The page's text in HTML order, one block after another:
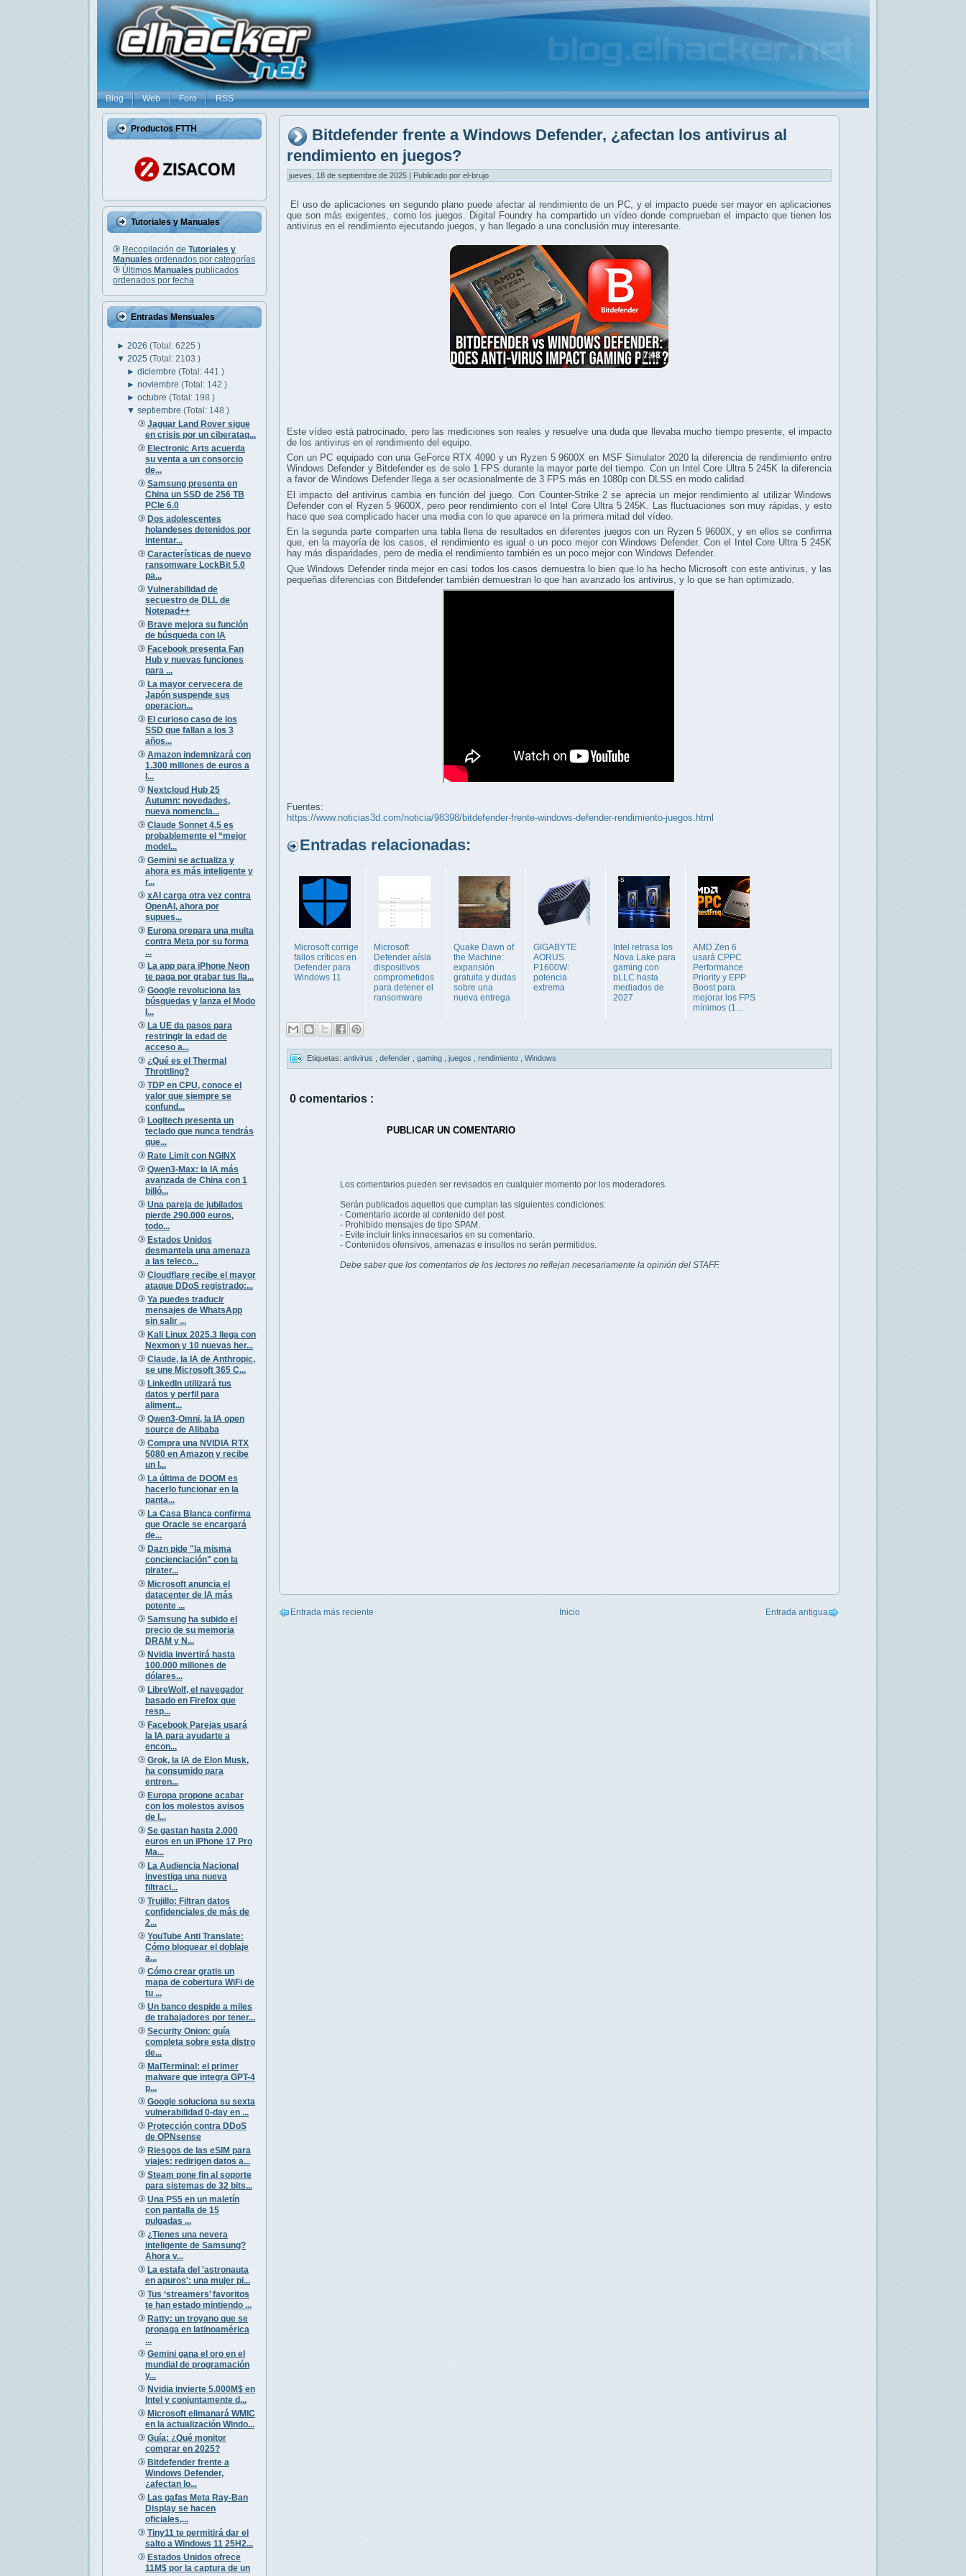
Blog Web Foro RSS
Productos FTTH
Tutoriales y Manuales
Recopilación de Tutoriales y
Manuales ordenados por categorías
Últimos Manuales publicados
ordenados por fecha
Entradas Mensuales
► 2026 (Total: 6225 )
▼ 2025 (Total: 2103 )
►diciembre(Total: 441 )
►noviembre(Total: 142 )
►octubre(Total: 198 )
▼septiembre(Total: 148 )
Jaguar Land Rover sigue
en crisis por un ciberataq...
Electronic Arts acuerda
su venta a un consorcio
de...
Samsung presenta en
China un SSD de 256 TB
PCIe 6.0
Dos adolescentes
holandeses detenidos por
intentar...
Características de nuevo
ransomware LockBit 5.0
pa...
Vulnerabilidad de
secuestro de DLL de
Notepad++
Brave mejora su función
de búsqueda con IA
Facebook presenta Fan
Hub y nuevas funciones
para ...
La mayor cervecera de
Japón suspende sus
operacion...
El curioso caso de los
SSD que fallan a los 3
años...
Amazon indemnizará con
1.300 millones de euros a
l...
Nextcloud Hub 25
Autumn: novedades,
nueva nomencla...
Claude Sonnet 4.5 es
probablemente el “mejor
model...
Gemini se actualiza y
ahora es más inteligente y
r...
xAI carga otra vez contra
OpenAI, ahora por
supues...
Europa prepara una multa
contra Meta por su forma
...
La app para iPhone Neon
te paga por grabar tus lla...
Google revoluciona las
búsquedas y lanza el Modo
I...
La UE da pasos para
restringir la edad de
acceso a...
¿Qué es el Thermal
Throttling?
TDP en CPU, conoce el
valor que siempre se
confund...
Logitech presenta un
teclado que nunca tendrás
que...
Rate Limit con NGINX
Qwen3-Max: la IA más
avanzada de China con 1
billó...
Una pareja de jubilados
pierde 290.000 euros,
todo...
Estados Unidos
desmantela una amenaza
a las teleco...
Cloudflare recibe el mayor
ataque DDoS registrado:...
Ya puedes traducir
mensajes de WhatsApp
sin salir ...
Kali Linux 2025.3 llega con
Nexmon y 10 nuevas her...
Claude, la IA de Anthropic,
se une Microsoft 365 C...
LinkedIn utilizará tus
datos y perfil para
aliment...
Qwen3-Omni, la IA open
source de Alibaba
Compra una NVIDIA RTX
5080 en Amazon y recibe
un l...
La última de DOOM es
hacerlo funcionar en la
panta...
La Casa Blanca confirma
que Oracle se encargará
de...
Dazn pide "la misma
concienciación" con la
pirater...
Microsoft anuncia el
datacenter de IA más
potente ...
Samsung ha subido el
precio de su memoria
DRAM y N...
Nvidia invertirá hasta
100.000 millones de
dólares...
LibreWolf, el navegador
basado en Firefox que
resp...
Facebook Parejas usará
la IA para ayudarte a
encon...
Grok, la IA de Elon Musk,
ha consumido para
entren...
Europa propone acabar
con los molestos avisos
de l...
Se gastan hasta 2.000
euros en un iPhone 17 Pro
Ma...
La Audiencia Nacional
investiga una nueva
filtraci...
Trujillo: Filtran datos
confidenciales de más de
2...
YouTube Anti Translate:
Cómo bloquear el doblaje
a...
Cómo crear gratis un
mapa de cobertura WiFi de
tu ...
Un banco despide a miles
de trabajadores por tener...
Security Onion: guía
completa sobre esta distro
de...
MalTerminal: el primer
malware que integra GPT-4
p...
Google soluciona su sexta
vulnerabilidad 0-day en ...
Protección contra DDoS
de OPNsense
Riesgos de las eSIM para
viajes: redirigen datos a...
Steam pone fin al soporte
para sistemas de 32 bits...
Una PS5 en un maletín
con pantalla de 15
pulgadas ...
¿Tienes una nevera
inteligente de Samsung?
Ahora v...
La estafa del 'astronauta
en apuros': una mujer pi...
Tus ‘streamers’ favoritos
te han estado mintiendo ...
Ratty: un troyano que se
propaga en latinoamérica
...
Gemini gana el oro en el
mundial de programación
y...
Nvidia invierte 5.000M$ en
Intel y conjuntamente d...
Microsoft elimanará WMIC
en la actualización Windo...
Guía: ¿Qué monitor
comprar en 2025?
Bitdefender frente a
Windows Defender,
¿afectan lo...
Las gafas Meta Ray-Ban
Display se hacen
oficiales,...
Tiny11 te permitirá dar el
salto a Windows 11 25H2...
Estados Unidos ofrece
11M$ por la captura de un
Bitdefender frente a Windows Defender, ¿afectan los antivirus al
rendimiento en juegos?
jueves, 18 de septiembre de 2025 | Publicado por el-brujo
El uso de aplicaciones en segundo plano puede afectar al rendimiento de un PC, y el impacto puede ser mayor en aplicaciones
que son más exigentes, como los juegos. Digital Foundry ha compartido un vídeo donde comprueban el impacto que tienen los
antivirus en el rendimiento ejecutando juegos, y han llegado a una conclusión muy interesante.
Este vídeo está patrocinado, pero las mediciones son reales y resuelve una duda que llevaba mucho tiempo presente, el impacto
de los antivirus en el rendimiento del equipo.
Con un PC equipado con una GeForce RTX 4090 y un Ryzen 5 9600X en MSF Simulator 2020 la diferencia de rendimiento entre
Windows Defender y Bitdefender es de solo 1 FPS durante la mayor parte del tiempo. Con un Intel Core Ultra 5 245K la diferencia
a favor de Windows Defender llega a ser ocasionalmente de 3 FPS más en 1080p con DLSS en modo calidad.
El impacto del antivirus cambia en función del juego. Con Counter-Strike 2 se aprecia un mejor rendimiento al utilizar Windows
Defender con el Ryzen 5 9600X, pero peor rendimiento con el Intel Core Ultra 5 245K. Las fluctuaciones son muy rápidas, y esto
hace que sea complicado hacer una media con lo que aparece en la primera mitad del vídeo.
En la segunda parte comparten una tabla llena de resultados en diferentes juegos con un Ryzen 5 9600X, y en ellos se confirma
que, en la mayoría de los casos, el rendimiento es igual o un poco mejor con Windows Defender. Con el Intel Core Ultra 5 245K
hay más disparidades, pero de media el rendimiento también es un poco mejor con Windows Defender.
Que Windows Defender rinda mejor en casi todos los casos demuestra lo bien que lo ha hecho Microsoft con este antivirus, y las
pequeñas diferencias con Bitdefender también demuestran lo que han avanzado los antivirus, y lo que se han optimizado.
Fuentes:
https://www.noticias3d.com/noticia/98398/bitdefender-frente-windows-defender-rendimiento-juegos.html
Entradas relacionadas:
Microsoft corrige
fallos críticos en
Defender para
Windows 11
Microsoft
Defender aísla
dispositivos
comprometidos
para detener el
ransomware
Quake Dawn of
the Machine:
expansión
gratuita y dudas
sobre una
nueva entrega
GIGABYTE
AORUS
P1600W:
potencia
extrema
Intel retrasa los
Nova Lake para
gaming con
bLLC hasta
mediados de
2027
AMD Zen 6
usará CPPC
Performance
Priority y EPP
Boost para
mejorar los FPS
mínimos (1...
Etiquetas: antivirus defender gaming juegos rendimiento Windows
0 comentarios :
PUBLICAR UN COMENTARIO
Los comentarios pueden ser revisados en cualquier momento por los moderadores.
Serán publicados aquellos que cumplan las siguientes condiciones:
- Comentario acorde al contenido del post.
- Prohibido mensajes de tipo SPAM.
- Evite incluir links innecesarios en su comentario.
- Contenidos ofensivos, amenazas e insultos no serán permitidos.
Debe saber que los comentarios de los lectores no reflejan necesariamente la opinión del STAFF.
Entrada más reciente Entrada antigua
Inicio